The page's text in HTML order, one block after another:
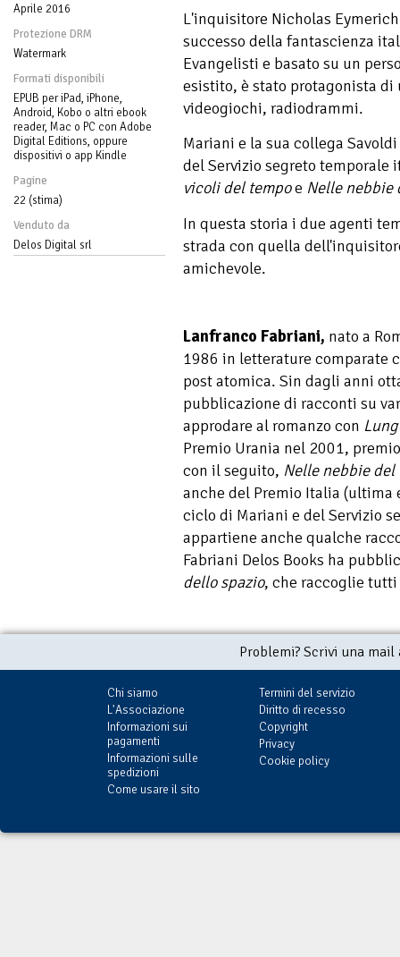
Aprile 2016
Protezione DRM
Watermark
Formati disponibili
EPUB per iPad, iPhone,
Android, Kobo o altri ebook
reader, Mac o PC con Adobe
Digital Editions, oppure
dispositivi o app Kindle
Pagine
22 (stima)
Venduto da
Delos Digital srl
L'inquisitore Nicholas
successo della fantascienza
Evangelisti e basato su un
esistito, è stato protagonista
videogiochi, radiodrammi.
Mariani e la sua collega
del Servizio segreto temporale
vicoli del tempoe Nelle nebbie
In questa storia i due agenti
strada con quella
amichevole.
Lanfranco Fabriani, nato a
1986 in letterature comparate
post atomica. Sin dagli anni
pubblicazione di racconti su
approdare al romanzo con
Premio Urania nel 2001,
con il seguito, Nelle nebbie del
anche del Premio Italia (ultima
ciclo di Mariani e del Servizio
appartiene anche qualche
Fabriani Delos Books ha
dello spazio, che raccoglie
Problemi? Scrivi una
Chi siamo
L'Associazione
Informazioni sui
pagamenti
Informazioni sulle
spedizioni
Come usare il sito
Termini del servizio
Diritto di recesso
Copyright
Privacy
Cookie policy